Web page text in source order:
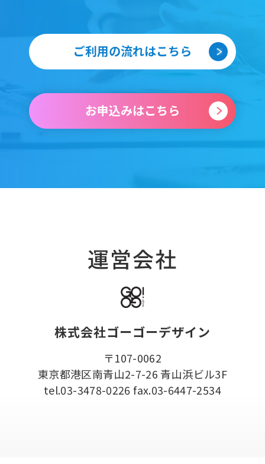
ご利用の流れはこちら
お申込みはこちら
運営会社
株式会社ゴーゴーデザイン
〒107-0062
東京都港区南青山2-7-26 青山浜ビル3F
tel.03-3478-0226 fax.03-6447-2534